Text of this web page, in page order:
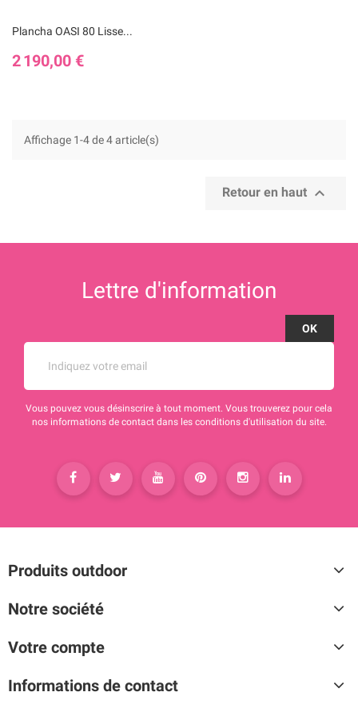
Plancha OASI 80 Lisse...
Prix
2 190,00 €
Affichage 1-4 de 4 article(s)
Retour en haut 
Lettre d'information
Vous pouvez vous désinscrire à tout moment. Vous trouverez pour cela
nos informations de contact dans les conditions d'utilisation du site.
Produits outdoor
Notre société
Votre compte
Informations de contact